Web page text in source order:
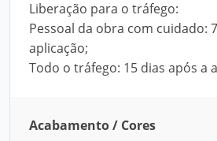
Liberação para o tráfego:
Pessoal da obra com cuidado:
aplicação;
Todo o tráfego: 15 dias após a
Acabamento / Cores